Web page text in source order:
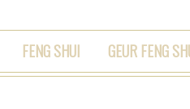
FENG SHUI GEUR FENG